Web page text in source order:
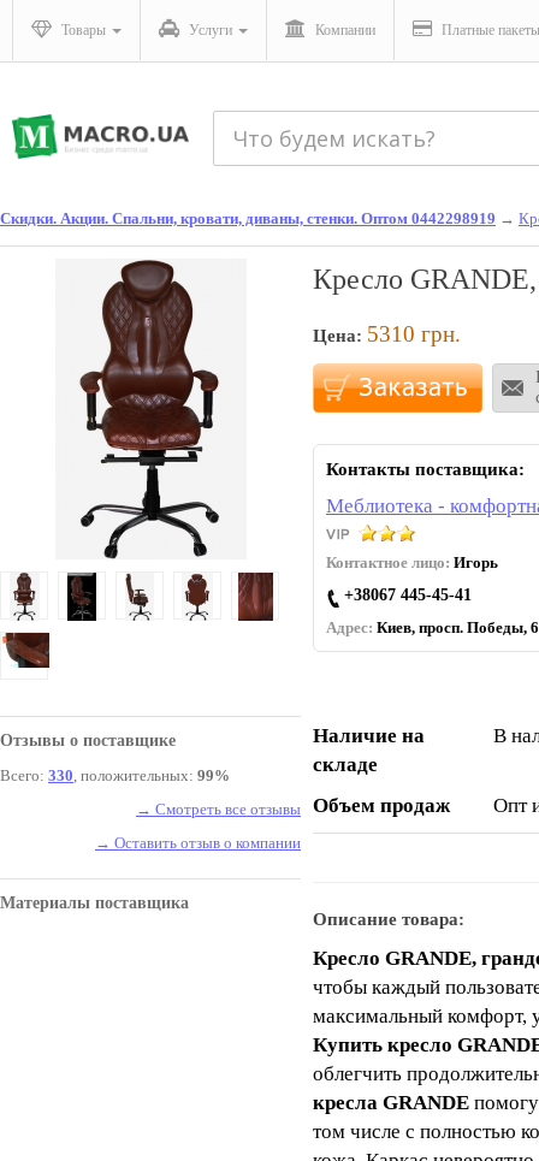
Товары Услуги Компании Платные пакеты
Скидки. Акции. Спальни, кровати, диваны, стенки. Оптом 0442298919 →
Отзывы о поставщике
Всего: 330, положительных: 99%
→ Смотреть все отзывы
→ Оставить отзыв о компании
Материалы поставщика
Кресло
Цена: 5310 грн.
Контакты поставщика:
Меблиотека -
Контактное лицо: Игорь
+38067 445-45-41
Адрес: Киев, просп. Победы,
Наличие на
складе
В
Объем продаж Опт
Описание товара:
Кресло GRANDE,
чтобы каждый
максимальный комфорт,
Купить кресло
облегчить
кресла GRANDE
том числе с полностью